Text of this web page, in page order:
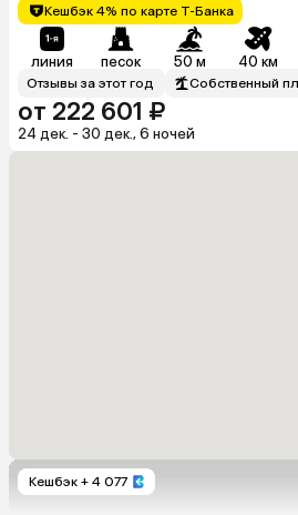
Кешбэк 4% по карте Т-Банка
линия песок 50 м 40 км
Отзывы за этот год Собственный
от 222 601 ₽
24 дек. - 30 дек., 6 ночей
Кешбэк + 4 077